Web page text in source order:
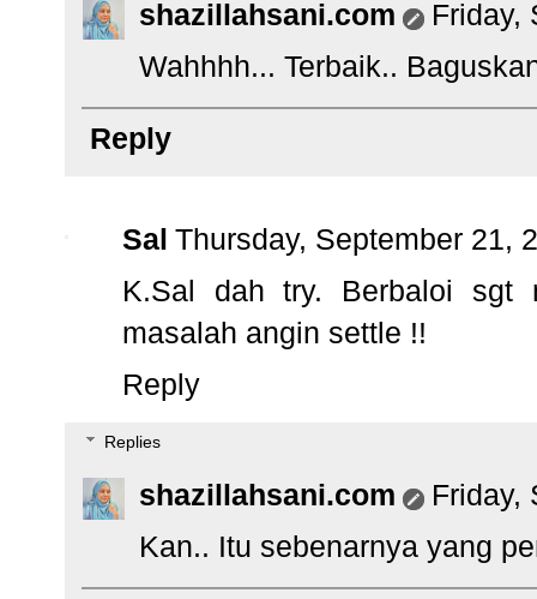
shazillahsani.com
Friday,
Wahhhh... Terbaik..
Reply
Sal Thursday, September 21,
K.Sal dah try. Berbaloi sgt
masalah angin settle !!
Reply
Replies
shazillahsani.com
Friday,
Kan.. Itu sebenarnya yang